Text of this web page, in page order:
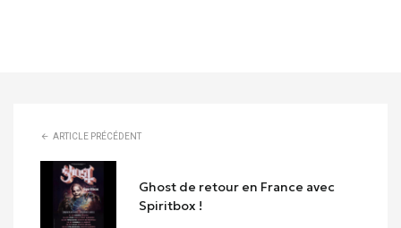
ARTICLE PRÉCÉDENT
Ghost de retour en France avec
Spiritbox !